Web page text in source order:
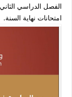
الفصل الدراسي
امتحانات نهاية السنة.